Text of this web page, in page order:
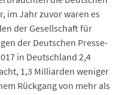
im Jahr zuvor waren es
der Gesellschaft für
der Deutschen Presse-
in Deutschland 2,4
1,3 Milliarden weniger
Rückgang von mehr als